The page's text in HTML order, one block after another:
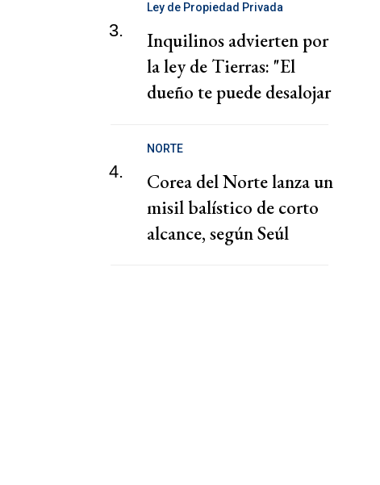
3.
Ley de Propiedad Privada
Inquilinos advierten por
la ley de Tierras: "El
dueño te puede desalojar
4.
NORTE
Corea del Norte lanza un
misil balístico de corto
alcance, según Seúl